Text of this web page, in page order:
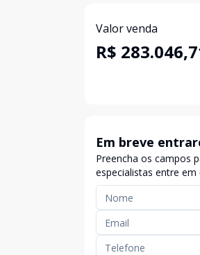
Valor venda
R$
Em breve
contato
Preencha os campos
especialistas entre